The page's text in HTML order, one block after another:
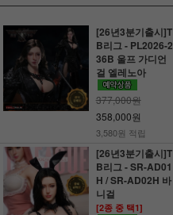
[26년3분기출시]T
B리그 - PL2026-2
36B 울프 가디언
걸 엘레노아
377,000원
358,000원
3,580원 적립
[26년3분기출시]T
B리그 - SR-AD01
H / SR-AD02H 바
니걸
[2종 중 택1]